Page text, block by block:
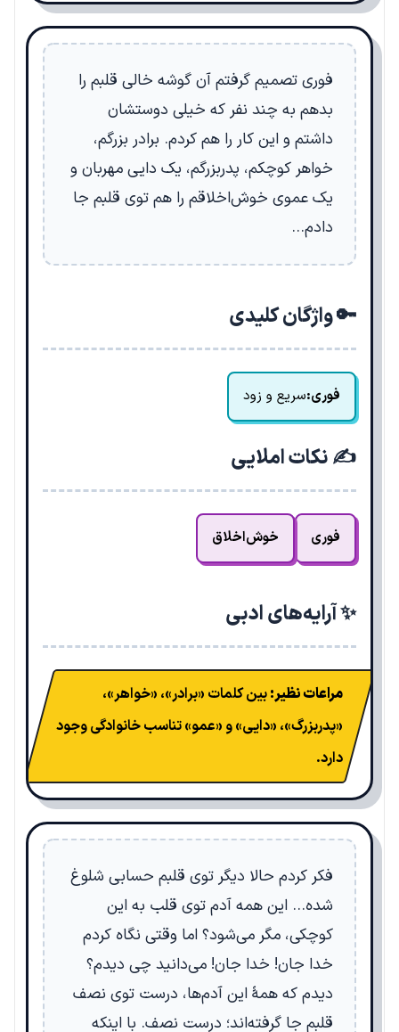
فوری تصمیم گرفتم آن گوشه خالی قلبم را
بدهم به چند نفر که خیلی دوستشان
داشتم و این کار را هم کردم. برادر بزرگم،
خواهر کوچکم، پدربزرگم، یک دایی مهربان و
یک عموی خوش‌اخلاقم را هم توی قلبم جا
دادم…
🔑 واژگان کلیدی
فوری:سریع و زود
✍️ نکات املایی
فوری خوش‌اخلاق
✨ آرایه‌های ادبی
مراعات نظیر:بین کلمات «برادر»، «خواهر»،
«پدربزرگ»، «دایی» و «عمو» تناسب خانوادگی وجود
دارد.
فکر کردم حالا دیگر توی قلبم حسابی شلوغ
شده… این همه آدم توی قلب به این
کوچکی، مگر می‌شود؟ اما وقتی نگاه کردم
خدا جان! خدا جان! می‌دانید چی دیدم؟
دیدم که همۀ این آدم‌ها، درست توی نصف
قلبم جا گرفته‌اند؛ درست نصف. با اینکه